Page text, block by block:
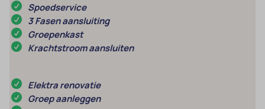
Spoedservice
3 Fasen aansluiting
Groepenkast
Krachtstroom aansluiten
Elektra renovatie
Groep aanleggen